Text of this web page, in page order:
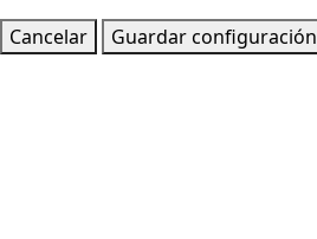
Cancelar
Guardar configuración